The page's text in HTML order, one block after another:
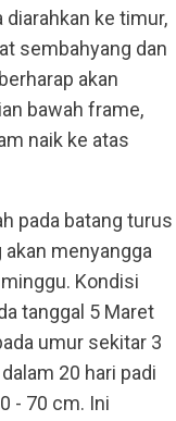
diarahkan ke timur,
sembahyang dan
akan
bawah frame,
naik ke atas
pada batang turus
menyangga
Kondisi
tanggal 5 Maret
umur sekitar 3
20 hari padi
- 70 cm. Ini